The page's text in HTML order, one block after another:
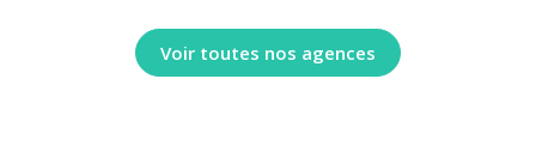
Voir toutes nos agences